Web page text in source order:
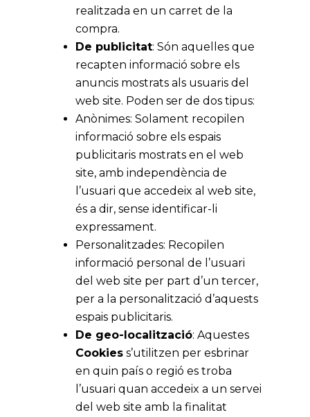
realitzada en un carret de la
compra.
De publicitat: Són aquelles que
recapten informació sobre els
anuncis mostrats als usuaris del
web site. Poden ser de dos tipus:
Anònimes: Solament recopilen
informació sobre els espais
publicitaris mostrats en el web
site, amb independència de
l’usuari que accedeix al web site,
és a dir, sense identificar-li
expressament.
Personalitzades: Recopilen
informació personal de l’usuari
del web site per part d’un tercer,
per a la personalització d’aquests
espais publicitaris.
De geo-localització: Aquestes
Cookies s’utilitzen per esbrinar
en quin país o regió es troba
l’usuari quan accedeix a un servei
del web site amb la finalitat